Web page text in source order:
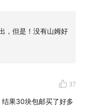
组团早起的地方，
以正值年末，我们
！
」。
现在就点开活
，但是！没有山姆好
37
果30块包邮买了好多